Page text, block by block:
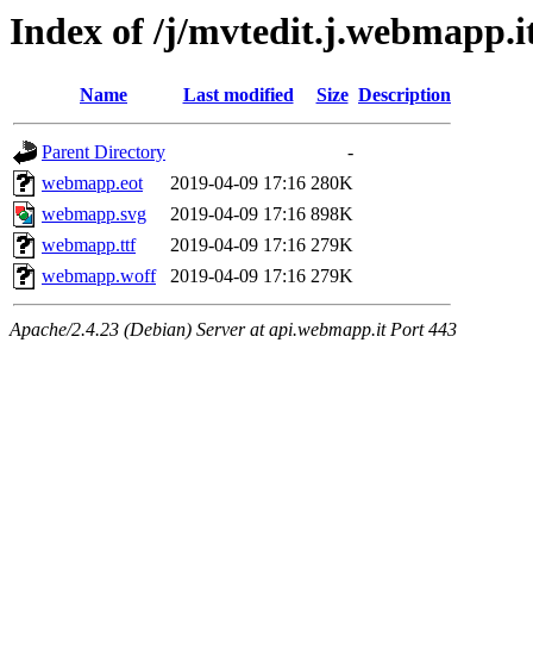
Index of /j/
Name Last modified Size Description
Parent Directory
-
webmapp.eot
2019-04-09 17:16 280K
webmapp.svg
2019-04-09 17:16 898K
webmapp.ttf
2019-04-09 17:16 279K
webmapp.woff
2019-04-09 17:16 279K
Apache/2.4.23 (Debian) Server at api.webmapp.it Port 443